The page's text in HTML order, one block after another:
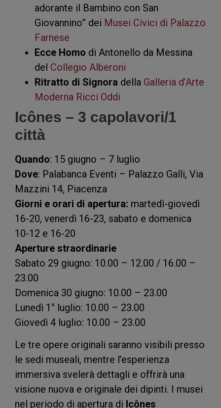
adorante il Bambino con San
Giovannino” dei Musei Civici di Palazzo
Farnese
Ecce Homo di Antonello da Messina
del Collegio Alberoni
Ritratto di Signora della Galleria d’Arte
Moderna Ricci Oddi
Icônes – 3 capolavori/1
città
Quando: 15 giugno – 7 luglio
Dove: Palabanca Eventi – Palazzo Galli, Via
Mazzini 14, Piacenza
Giorni e orari di apertura: martedì-giovedì
16-20, venerdì 16-23, sabato e domenica
10-12 e 16-20
Aperture straordinarie
Sabato 29 giugno: 10.00 – 12.00 / 16.00 –
23.00
Domenica 30 giugno: 10.00 – 23.00
Lunedì 1° luglio: 10.00 – 23.00
Giovedì 4 luglio: 10.00 – 23.00
Le tre opere originali saranno visibili presso
le sedi museali, mentre l’esperienza
immersiva svelerà dettagli e offrirà una
visione nuova e originale dei dipinti. I musei
nel periodo di apertura di Icônes